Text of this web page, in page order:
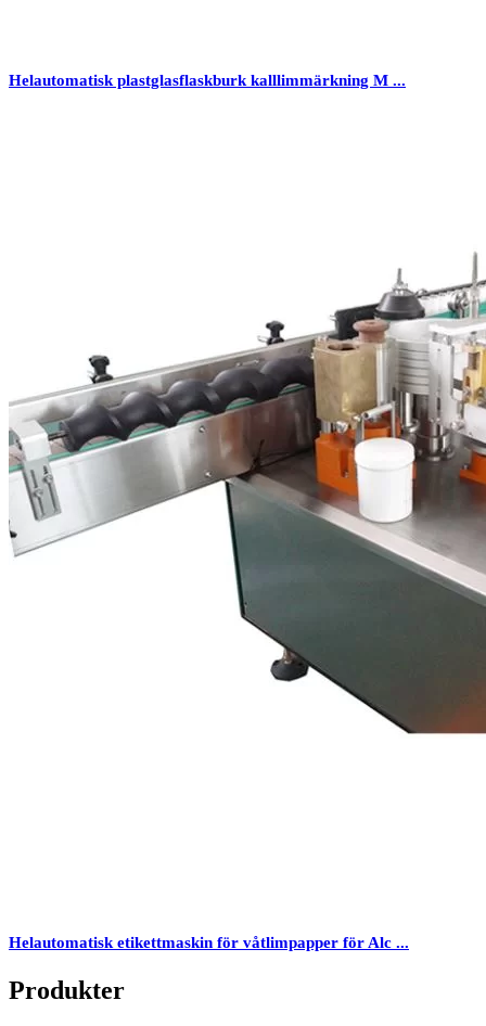
Helautomatisk plastglasflaskburk kalllimmärkning M ...
Helautomatisk etikettmaskin för våtlimpapper för Alc ...
Produkter